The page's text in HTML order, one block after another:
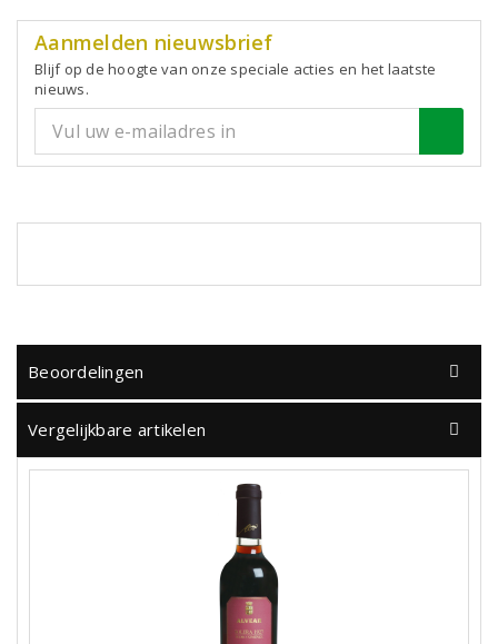
Aanmelden nieuwsbrief
Blijf op de hoogte van onze speciale acties en het laatste
nieuws.
Beoordelingen
Vergelijkbare artikelen